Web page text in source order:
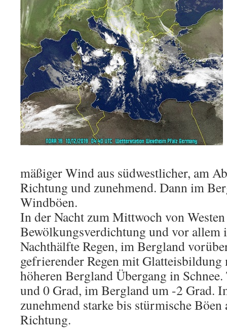
mäßiger Wind aus südwestlicher, am
Richtung und zunehmend. Dann im
Windböen.
In der Nacht zum Mittwoch von Westen
Bewölkungsverdichtung und vor allem
Nachthälfte Regen, im Bergland
gefrierender Regen mit
höheren Bergland Übergang in
und 0 Grad, im Bergland um -2 Grad.
zunehmend starke bis stürmische Böen
Richtung.